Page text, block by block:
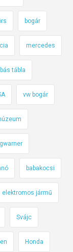
bogár
mercedes
tábla
vw bogár
babakocsi
elektromos jármű
Svájc
Honda